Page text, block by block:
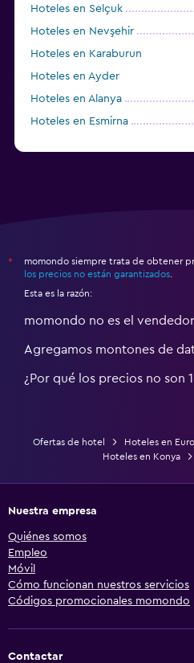
Hoteles en Selçuk
Hoteles en Nevşehir
Hoteles en Karaburun
Hoteles en Ayder
Hoteles en Alanya
Hoteles en Esmirna
*
momondo siempre trata de obtener
los precios no están garantizados
Esta es la razón:
momondo no es el
Agregamos montones de
¿Por qué los precios no son
Ofertas de hotel Hoteles en
Hoteles en Konya
Nuestra empresa
Quiénes somos
Empleo
Móvil
Cómo funcionan nuestros servicios
Códigos promocionales momondo
Contactar